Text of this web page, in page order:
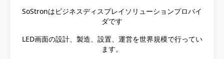
SoStronはビジネスディスプレイソリューションプロバイ
ダです
LED画面の設計、製造、設置、運営を世界規模で行ってい
ます。